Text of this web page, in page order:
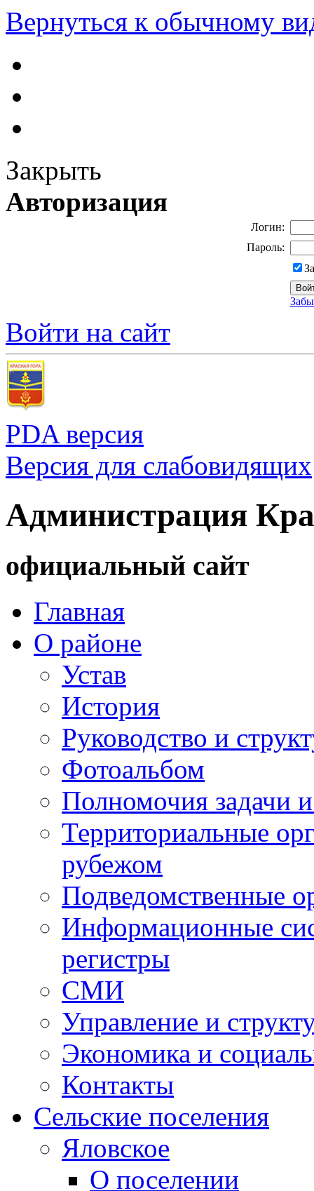
Вернуться к обычному
Закрыть
Авторизация
Логин:
Пароль:
Войти на сайт
PDA версия
Версия для слабовидящих
Администрация
официальный сайт
Главная
О районе
Устав
История
Руководство и
Фотоальбом
Полномочия задачи
Территориальные
рубежом
Подведомственные
Информационные
регистры
СМИ
Управление и
Экономика и
Контакты
Сельские поселения
Яловское
О поселении